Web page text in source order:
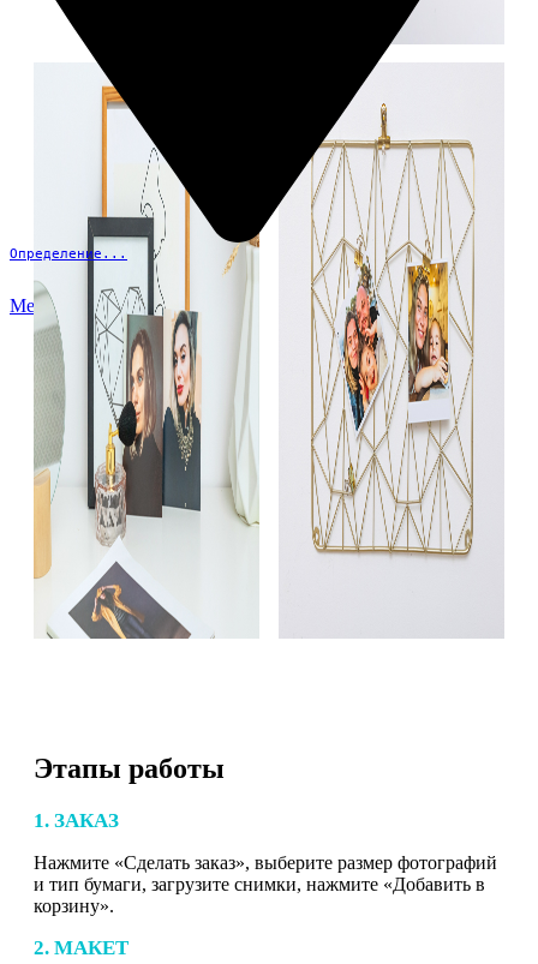
Определение...
Меню
Этапы работы
1. ЗАКАЗ
Нажмите «Сделать заказ», выберите размер фотографий
и тип бумаги, загрузите снимки, нажмите «Добавить в
корзину».
2. МАКЕТ